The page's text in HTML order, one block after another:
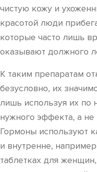
чистую кожу и
красотой люди
которые часто лишь
оказывают должного
К таким препаратам
безусловно, их
лишь используя их по
нужного эффекта, а не
Гормоны используют
и внутренне,
таблетках для